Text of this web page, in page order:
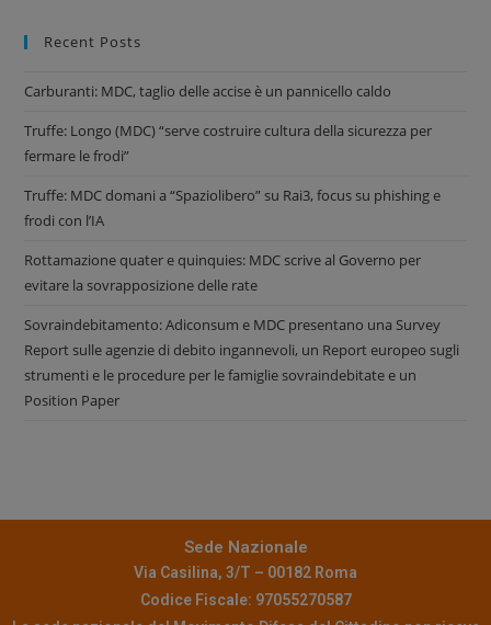
Recent Posts
Carburanti: MDC, taglio delle accise è un pannicello caldo
Truffe: Longo (MDC) “serve costruire cultura della sicurezza per
fermare le frodi”
Truffe: MDC domani a “Spaziolibero” su Rai3, focus su phishing e
frodi con l’IA
Rottamazione quater e quinquies: MDC scrive al Governo per
evitare la sovrapposizione delle rate
Sovraindebitamento: Adiconsum e MDC presentano una Survey
Report sulle agenzie di debito ingannevoli, un Report europeo sugli
strumenti e le procedure per le famiglie sovraindebitate e un
Position Paper
Sede Nazionale
Via Casilina, 3/T – 00182 Roma
Codice Fiscale: 97055270587